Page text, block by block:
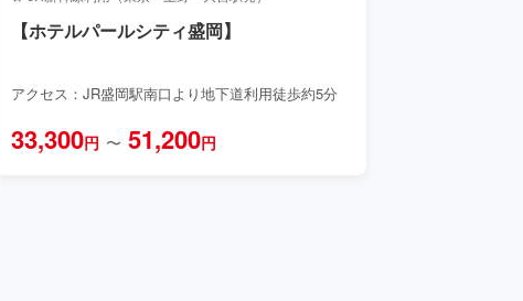
【ホテルパールシティ盛岡】
アクセス：JR盛岡駅南口より地下道利用徒歩約5分
33,300円 〜 51,200円